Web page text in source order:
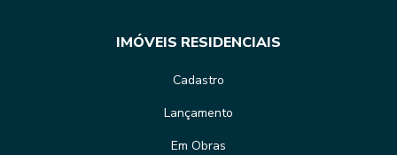
IMÓVEIS RESIDENCIAIS
Cadastro
Lançamento
Em Obras